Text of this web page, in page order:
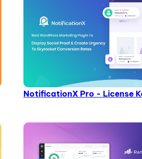
NotificationX Pro - License